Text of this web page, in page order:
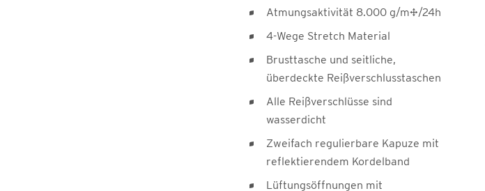
Atmungsaktivität 8.000 g/m²/24h
4-Wege Stretch Material
Brusttasche und seitliche,
überdeckte Reißverschlusstaschen
Alle Reißverschlüsse sind
wasserdicht
Zweifach regulierbare Kapuze mit
reflektierendem Kordelband
Lüftungsöffnungen mit